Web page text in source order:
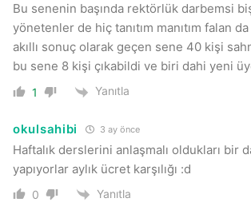
Bu senenin başında rektörlük darbemsi
yönetenler de hiç tanıtım manıtım falan
akıllı sonuç olarak geçen sene 40 kişi
bu sene 8 kişi çıkabildi ve biri dahi yeni
1 Yanıtla
okulsahibi 3 ay önce
Haftalık derslerini anlaşmalı oldukları bir
yapıyorlar aylık ücret karşılığı :d
0 Yanıtla